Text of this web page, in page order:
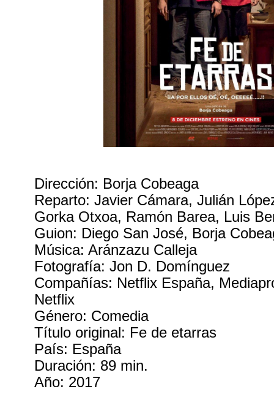
Dirección: Borja Cobeaga
Reparto: Javier Cámara, Julián
Gorka Otxoa, Ramón Barea, Luis
Guion: Diego San José, Borja
Música: Aránzazu Calleja
Fotografía: Jon D. Domínguez
Compañías: Netflix España,
Netflix
Género: Comedia
Título original: Fe de etarras
País: España
Duración: 89 min.
Año: 2017